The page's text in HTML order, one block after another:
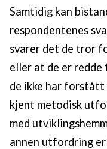
Samtidig kan
respondentenes
svarer det de tror
eller at de er
de ikke har forstått
kjent metodisk
med
annen utfordring